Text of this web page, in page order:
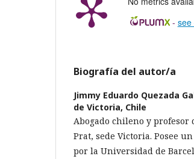
- see
Biografía del autor/a
Jimmy Eduardo Quezada
de Victoria, Chile
Abogado chileno y
Prat, sede Victoria. Posee
por la Universidad de